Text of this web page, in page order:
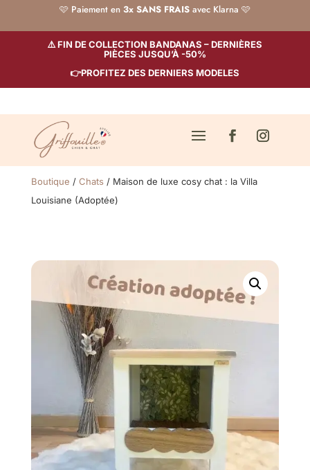
🩷 Paiement en 3x SANS FRAISavec Klarna 🩷
⚠️ FIN DE COLLECTION BANDANAS – DERNIÈRES
PIÈCES JUSQU’À -50%
👉PROFITEZ DES DERNIERS MODELES
Boutique / Chats / Maison de luxe cosy chat : la Villa
Louisiane (Adoptée)